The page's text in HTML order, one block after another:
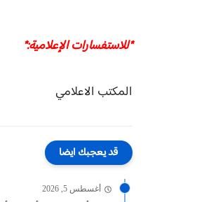
*للاستفسارات الإعلامية:*
المكتب الاعلامي
قد يعجبك ايضا
أغسطس 5, 2026